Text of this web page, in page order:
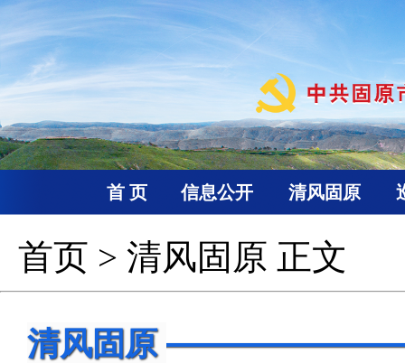
首 页 信息公开 清风固原
首页 > 清风固原 正文
清风固原